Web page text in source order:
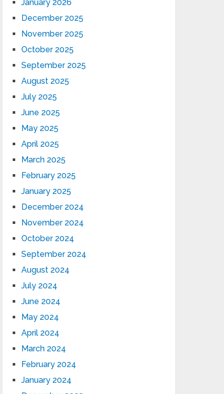
January 2026
December 2025
November 2025
October 2025
September 2025
August 2025
July 2025
June 2025
May 2025
April 2025
March 2025
February 2025
January 2025
December 2024
November 2024
October 2024
September 2024
August 2024
July 2024
June 2024
May 2024
April 2024
March 2024
February 2024
January 2024